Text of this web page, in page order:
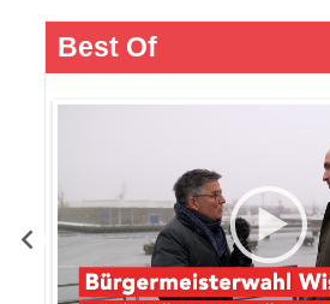
Best Of